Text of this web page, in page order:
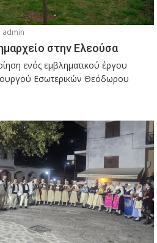
admin
στην Ελεούσα
ενός εμβληματικού έργου
Εσωτερικών Θεόδωρου